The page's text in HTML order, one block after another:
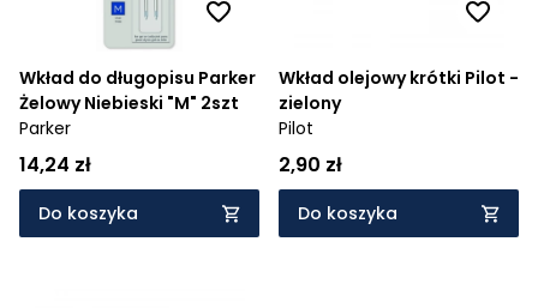
Wkład do długopisu Parker
Żelowy Niebieski "M" 2szt
Parker
14,24 zł
Do koszyka
Wkład olejowy krótki Pilot -
zielony
Pilot
2,90 zł
Do koszyka